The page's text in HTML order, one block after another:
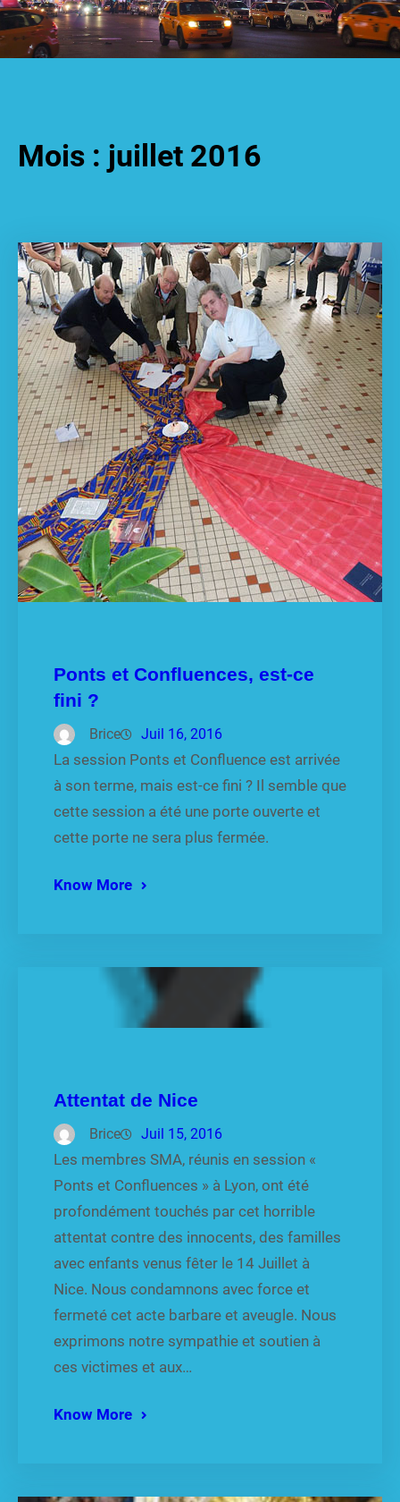
Mois : juillet 2016
Ponts et Confluences, est-ce
fini ?
Brice Juil 16, 2016
La session Ponts et Confluence est arrivée
à son terme, mais est-ce fini ? Il semble que
cette session a été une porte ouverte et
cette porte ne sera plus fermée.
Know More
Attentat de Nice
Brice Juil 15, 2016
Les membres SMA, réunis en session «
Ponts et Confluences » à Lyon, ont été
profondément touchés par cet horrible
attentat contre des innocents, des familles
avec enfants venus fêter le 14 Juillet à
Nice. Nous condamnons avec force et
fermeté cet acte barbare et aveugle. Nous
exprimons notre sympathie et soutien à
ces victimes et aux…
Know More